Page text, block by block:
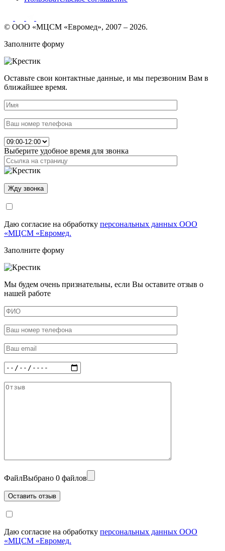
© ООО «МЦСМ «Евромед», 2007 – 2026.
Заполните форму
Оставьте свои контактные данные, и мы перезвоним Вам в
ближайшее время.
Выберите удобное время для звонка
Даю согласие на обработку персональных данных ООО
«МЦСМ «Евромед.
Заполните форму
Мы будем очень признательны, если Вы оставите отзыв о
нашей работе
ФайлВыбрано 0 файлов
Даю согласие на обработку персональных данных ООО
«МЦСМ «Евромед.